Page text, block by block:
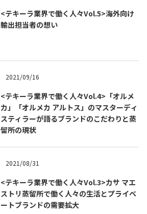
<テキーラ業界で働く人々Vol.5>海外向け
輸出担当者の想い
2021/09/16
<テキーラ業界で働く人々Vol.4>「オルメ
カ」「オルメカ アルトス」のマスターディ
スティラーが語るブランドのこだわりと蒸
留所の現状
2021/08/31
<テキーラ業界で働く人々Vol.3>カサ マエ
ストリ蒸留所で働く人々の生活とプライベ
ートブランドの需要拡大